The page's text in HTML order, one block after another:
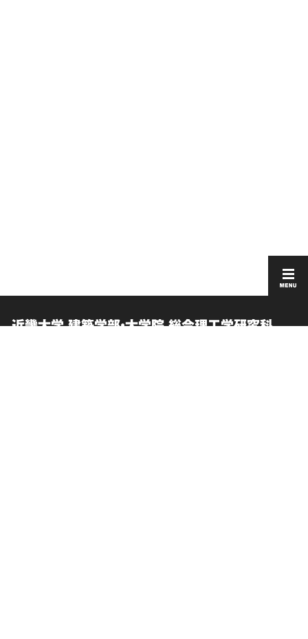
近畿大学 建築学部・大学院 総合理工学研究科